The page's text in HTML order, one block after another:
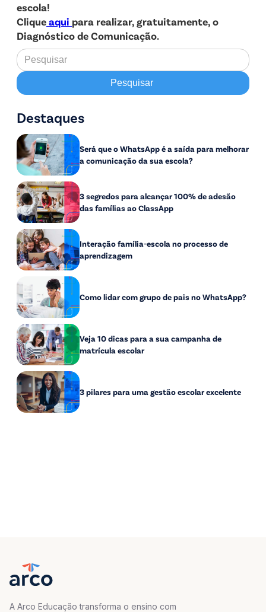
escola!
Cliqueaqui para realizar, gratuitamente, o
Diagnóstico de Comunicação.
Destaques
Será que o WhatsApp é a saída para melhorar
a comunicação da sua escola?
3 segredos para alcançar 100% de adesão
das famílias ao ClassApp
Interação família-escola no processo de
aprendizagem
Como lidar com grupo de pais no WhatsApp?
Veja 10 dicas para a sua campanha de
matrícula escolar
3 pilares para uma gestão escolar excelente
A Arco Educação transforma o ensino com